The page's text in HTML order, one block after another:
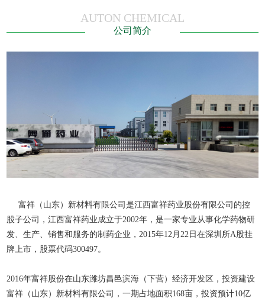
AUTON CHEMICAL
公司简介
富祥（山东）新材料有限公司是江西富祥药业股份有限公司的控
股子公司，江西富祥药业成立于2002年，是一家专业从事化学药物研
发、生产、销售和服务的制药企业，2015年12月22日在深圳所A股挂
牌上市，股票代码300497。
2016年富祥股份在山东潍坊昌邑滨海（下营）经济开发区，投资建设
富祥（山东）新材料有限公司 ，一期占地面积168亩，投资预计10亿